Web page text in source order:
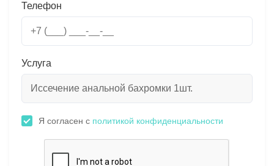
Телефон
Услуга
Я согласен с политикой конфиденциальности